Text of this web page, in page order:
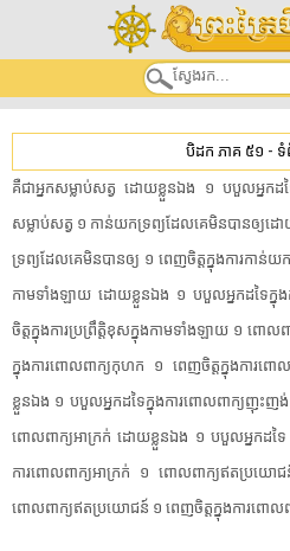
បិដក ភាគ ៥១ - ទំ
គឺជា​អ្នកសម្លាប់​សត្វ​ ​ដោយខ្លួនឯង​ ​១​ ​បបួល​អ្នកដទ
សម្លាប់សត្វ​ ​១​ ​កាន់​យក​ទ្រព្យ​ដែលគេ​មិនបាន​ឲ្យ​ដ
ទ្រព្យ​ដែលគេ​មិនបាន​ឲ្យ​ ​១​ ​ពេញចិត្ត​ក្នុង​ការ​កាន់​យ
កាម​ទាំងឡាយ​ ​ដោយខ្លួនឯង​ ​១​ ​បបួល​អ្នកដទៃ​ក្នុង​
ចិត្ត​ក្នុង​ការប្រព្រឹត្តិ​ខុស​ក្នុង​កាម​ទាំងឡាយ​ ​១​ ​ព
ក្នុង​ការ​ពោល​ពាក្យ​កុហក​ ​១​ ​ពេញចិត្ត​ក្នុង​កា
ខ្លួនឯង​ ​១​ ​បបួល​អ្នកដទៃ​ក្នុង​ការ​ពោល​ពាក្យ​ញុះញ
ពោល​ពាក្យ​អាក្រក់​ ​ដោយខ្លួនឯង​ ​១​ ​បបួល​អ្នកដទៃ​
ការ​ពោល​ពាក្យ​អាក្រក់​ ​១​ ​ពោល​ពាក្យ​ឥតប្រយោ
ពោល​ពាក្យ​ឥតប្រយោជន៍​ ​១​ ​ពេញចិត្ត​ក្នុង​ការ​ពោល​